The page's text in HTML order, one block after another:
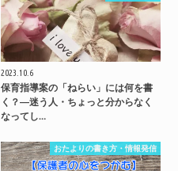
2023.10.6
保育指導案の「ねらい」には何を書
く？―迷う人・ちょっと分からなく
なってし…
おたよりの書き方・情報発信